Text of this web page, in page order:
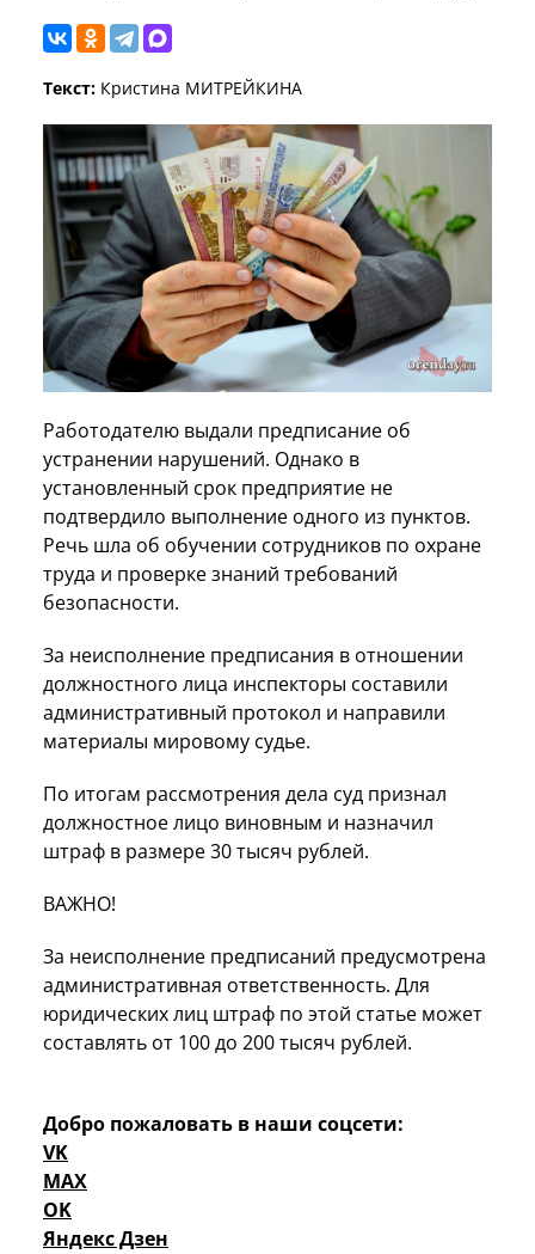
Текст: Кристина МИТРЕЙКИНА
Работодателю выдали предписание об
устранении нарушений. Однако в
установленный срок предприятие не
подтвердило выполнение одного из пунктов.
Речь шла об обучении сотрудников по охране
труда и проверке знаний требований
безопасности.
За неисполнение предписания в отношении
должностного лица инспекторы составили
административный протокол и направили
материалы мировому судье.
По итогам рассмотрения дела суд признал
должностное лицо виновным и назначил
штраф в размере 30 тысяч рублей.
ВАЖНО!
За неисполнение предписаний предусмотрена
административная ответственность. Для
юридических лиц штраф по этой статье может
составлять от 100 до 200 тысяч рублей.
Добро пожаловать в наши соцсети:
VK
MAX
OK
Яндекс Дзен